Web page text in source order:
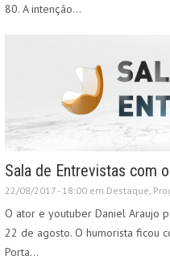
80. A intenção…
Sala de Entrevistas com
22/08/2017 - 18:00 em Destaque
O ator e youtuber Daniel Araujo
22 de agosto. O humorista ficou
Porta…